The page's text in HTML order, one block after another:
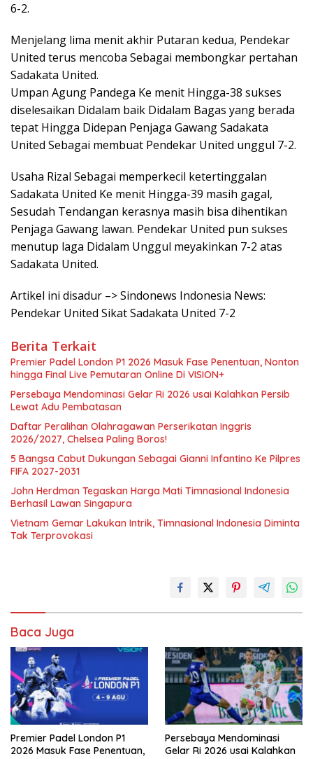
6-2.
Menjelang lima menit akhir Putaran kedua, Pendekar
United terus mencoba Sebagai membongkar pertahan
Sadakata United.
Umpan Agung Pandega Ke menit Hingga-38 sukses
diselesaikan Didalam baik Didalam Bagas yang berada
tepat Hingga Didepan Penjaga Gawang Sadakata
United Sebagai membuat Pendekar United unggul 7-2.
Usaha Rizal Sebagai memperkecil ketertinggalan
Sadakata United Ke menit Hingga-39 masih gagal,
Sesudah Tendangan kerasnya masih bisa dihentikan
Penjaga Gawang lawan. Pendekar United pun sukses
menutup laga Didalam Unggul meyakinkan 7-2 atas
Sadakata United.
Artikel ini disadur –> Sindonews Indonesia News:
Pendekar United Sikat Sadakata United 7-2
Berita Terkait
Premier Padel London P1 2026 Masuk Fase Penentuan, Nonton
hingga Final Live Pemutaran Online Di VISION+
Persebaya Mendominasi Gelar Ri 2026 usai Kalahkan Persib
Lewat Adu Pembatasan
Daftar Peralihan Olahragawan Perserikatan Inggris
2026/2027, Chelsea Paling Boros!
5 Bangsa Cabut Dukungan Sebagai Gianni Infantino Ke Pilpres
FIFA 2027-2031
John Herdman Tegaskan Harga Mati Timnasional Indonesia
Berhasil Lawan Singapura
Vietnam Gemar Lakukan Intrik, Timnasional Indonesia Diminta
Tak Terprovokasi
Baca Juga
Premier Padel London P1
2026 Masuk Fase Penentuan,
Persebaya Mendominasi
Gelar Ri 2026 usai Kalahkan